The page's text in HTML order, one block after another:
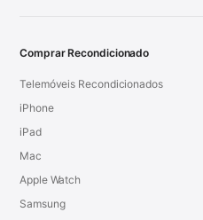
Comprar Recondicionado
Telemóveis Recondicionados
iPhone
iPad
Mac
Apple Watch
Samsung